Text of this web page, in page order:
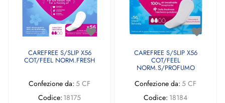
CAREFREE S/SLIP X56
COT/FEEL NORM.FRESH
Confezione da: 5 CF
Codice: 18175
CAREFREE S/SLIP X56
COT/FEEL
NORM.S/PROFUMO
Confezione da: 5 CF
Codice: 18184